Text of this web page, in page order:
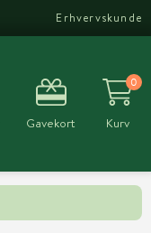
Erhvervskunde
Gavekort
0
Kurv